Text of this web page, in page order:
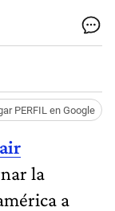
PERFIL en Google
la
a